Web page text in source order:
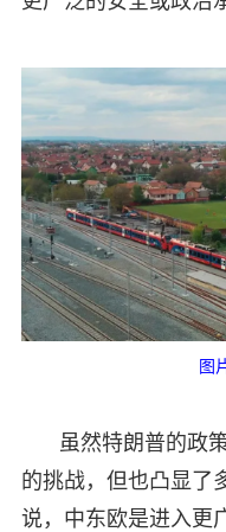
图
虽然特朗普的政
的挑战，但也凸显了
说，中东欧是进入更